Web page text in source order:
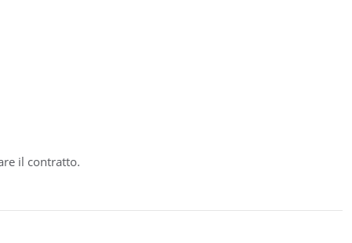
il contratto.